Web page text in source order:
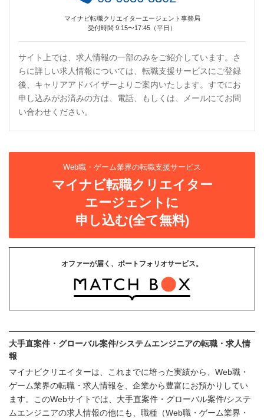
マイナビ転職クリエイターエージェント事務局
受付時間 9:15〜17:45（平日）
サイト上では、求人情報の一部のみをご紹介しています。さ
らに詳しい求人情報については、転職支援サービスにご登録
後、キャリアアドバイザーよりご案内いたします。すでにお
申し込みがお済みの方は、電話、もしくは、メールにてお問
い合わせください。
Web職・ゲーム業界の転職支援サービス
マイナビ転職クリエイター
エージェントに
申し込む(全て無料)
オファーが届く、ポートフォリオサービス。
大手直案件・グローバル案件/システムエンジニアの転職・求人情
報
マイナビクリエイターは、これまでに培った実績から、Web職・
ゲーム業界の転職・求人情報を、企業から豊富にお預かりしてい
ます。このWebサイトでは、大手直案件・グローバル案件/システ
ムエンジニアの求人情報の他にも、職種（Web職・ゲーム業界・